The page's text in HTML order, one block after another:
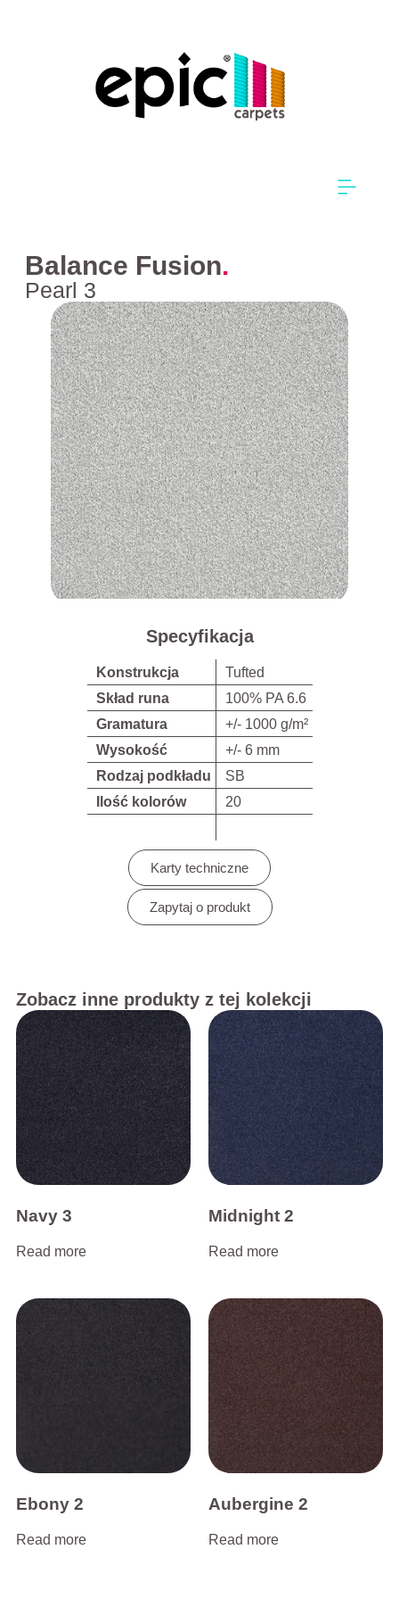
Balance Fusion.
Pearl 3
Specyfikacja
Konstrukcja
Tufted
Skład runa
100% PA 6.6
Gramatura
+/- 1000 g/m²
Wysokość
+/- 6 mm
Rodzaj podkładu
SB
Ilość kolorów
20
Karty techniczne
Zapytaj o produkt
Zobacz inne produkty z tej kolekcji
Navy 3
Read more
Midnight 2
Read more
Ebony 2
Read more
Aubergine 2
Read more